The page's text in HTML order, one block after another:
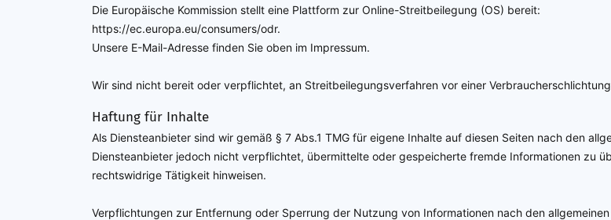
Die Europäische Kommission stellt eine Plattform zur Online-Streitbeilegung (OS) bereit:
https://ec.europa.eu/consumers/odr.
Unsere E-Mail-Adresse finden Sie oben im Impressum.
Wir sind nicht bereit oder verpflichtet, an Streitbeilegungsverfahren vor einer
Haftung für Inhalte
Als Diensteanbieter sind wir gemäß § 7 Abs.1 TMG für eigene Inhalte auf diesen Seiten nach den
Diensteanbieter jedoch nicht verpflichtet, übermittelte oder gespeicherte fremde Informationen zu
rechtswidrige Tätigkeit hinweisen.
Verpflichtungen zur Entfernung oder Sperrung der Nutzung von Informationen nach den